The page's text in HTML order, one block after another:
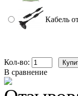
Кабель
Кол-во:
В сравнение